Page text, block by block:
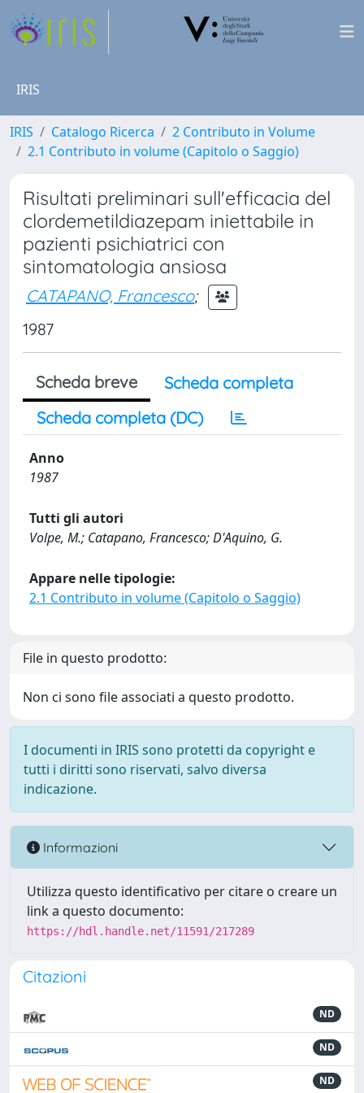
IRIS
IRIS Catalogo Ricerca
2 Contributo in Volume
2.1 Contributo in volume (Capitolo o Saggio)
Risultati preliminari sull'efficacia del
clordemetildiazepam iniettabile in
pazienti psichiatrici con
sintomatologia ansiosa
CATAPANO, Francesco;
1987
Scheda breve
Scheda completa
Scheda completa (DC)
Anno
1987
Tutti gli autori
Volpe, M.; Catapano, Francesco; D'Aquino, G.
Appare nelle tipologie:
2.1 Contributo in volume (Capitolo o Saggio)
File in questo prodotto:
Non ci sono file associati a questo prodotto.
I documenti in IRIS sono protetti da copyright e
tutti i diritti sono riservati, salvo diversa
indicazione.
Informazioni
Utilizza questo identificativo per citare o creare un
link a questo documento:
https://hdl.handle.net/11591/217289
Citazioni
ND
ND
ND